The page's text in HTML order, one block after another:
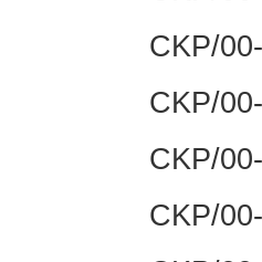
CKP/
CKP/
CKP/
CKP/